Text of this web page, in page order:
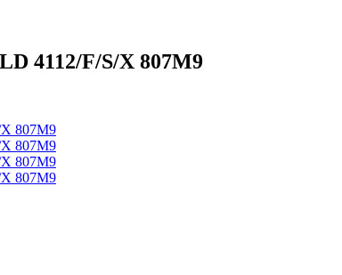
4112/F/S/X 807M9